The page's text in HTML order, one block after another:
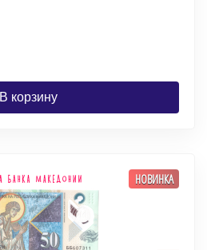
В корзину
НОВИНКА